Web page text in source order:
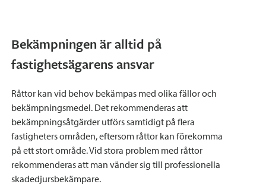
Bekämpningen är alltid på
fastighetsägarens ansvar
Råttor kan vid behov bekämpas med olika fällor och
bekämpningsmedel. Det rekommenderas att
bekämpningsåtgärder utförs samtidigt på flera
fastigheters områden, eftersom råttor kan förekomma
på ett stort område. Vid stora problem med råttor
rekommenderas att man vänder sig till professionella
skadedjursbekämpare.